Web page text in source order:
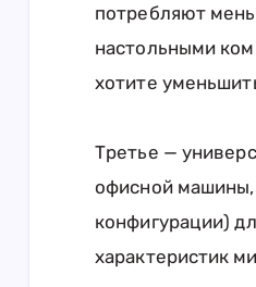
потребляют
настольными
хотите
Третье —
офисной машины,
конфигурации)
характеристик